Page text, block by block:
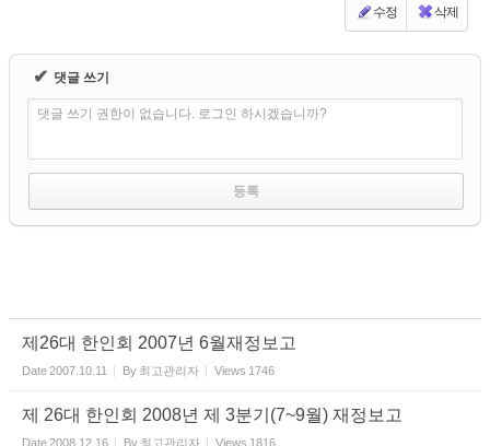
수정 삭제
✔ 댓글 쓰기
댓글 쓰기 권한이 없습니다. 로그인 하시겠습니까?
제26대 한인회 2007년 6월재정보고
Date2007.10.11 By 최고관리자 Views 1746
제 26대 한인회 2008년 제 3분기(7~9월) 재정보고
Date2008.12.16 By 최고관리자 Views 1816